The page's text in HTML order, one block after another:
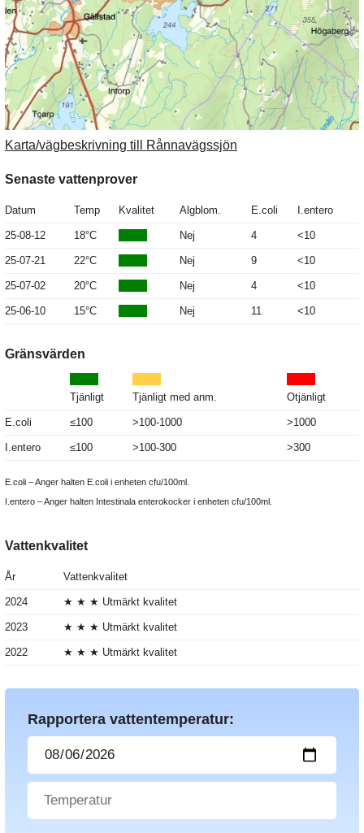
Karta/vägbeskrivning till Rånnavägssjön
Senaste vattenprover
Datum Temp Kvalitet Algblom. E.coli I.entero
25-08-12 18°C Nej 4 <10
25-07-21 22°C Nej 9 <10
25-07-02 20°C Nej 4 <10
25-06-10 15°C Nej 11 <10
Gränsvärden
Tjänligt Tjänligt med anm. Otjänligt
E.coli ≤100 >100-1000 >1000
I.entero ≤100 >100-300 >300
E.coli – Anger halten E.coli i enheten cfu/100ml.
I.entero – Anger halten Intestinala enterokocker i enheten cfu/100ml.
Vattenkvalitet
År Vattenkvalitet
2024 ★ ★ ★ Utmärkt kvalitet
2023 ★ ★ ★ Utmärkt kvalitet
2022 ★ ★ ★ Utmärkt kvalitet
Rapportera vattentemperatur: